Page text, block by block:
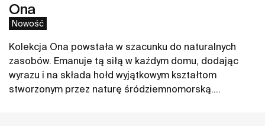
Ona
Nowość
Kolekcja Ona powstała w szacunku do naturalnych
zasobów. Emanuje tą siłą w każdym domu, dodając
wyrazu i na składa hołd wyjątkowym kształtom
stworzonym przez naturę śródziemnomorską.